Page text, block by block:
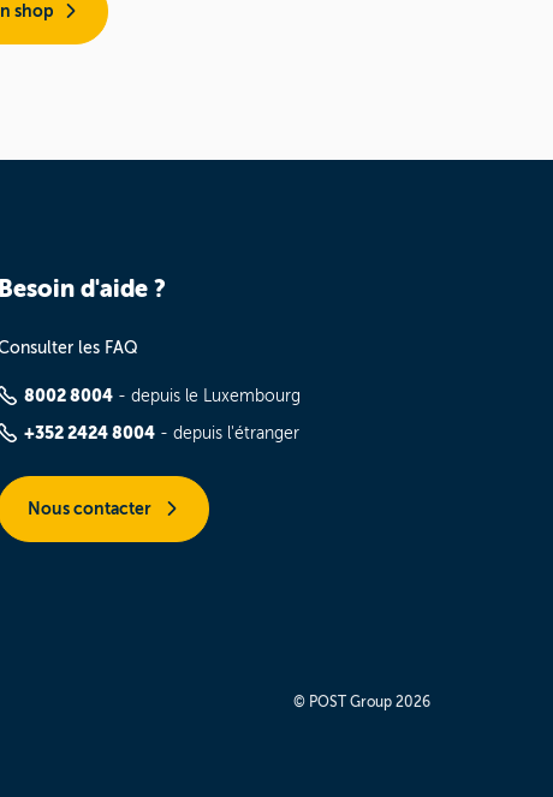
shop
Besoin d'aide ?
les FAQ
8002 8004 - depuis le Luxembourg
+352 2424 8004 - depuis l'étranger
Nous contacter
© POST Group 2026